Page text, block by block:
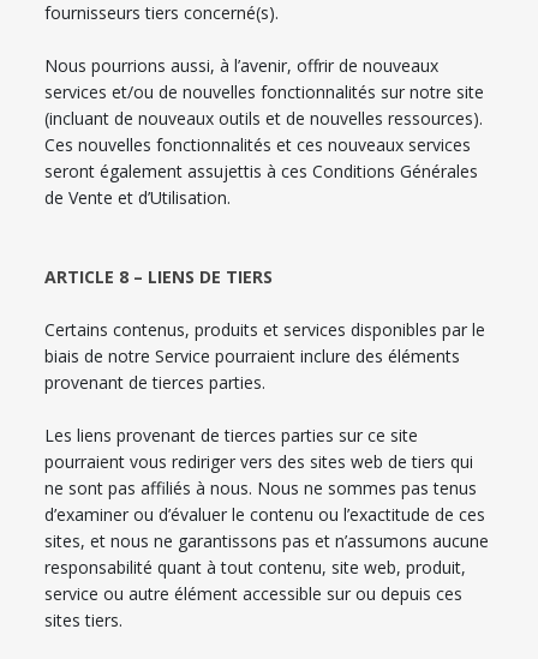
fournisseurs tiers concerné(s).
Nous pourrions aussi, à l’avenir, offrir de nouveaux
services et/ou de nouvelles fonctionnalités sur notre site
(incluant de nouveaux outils et de nouvelles ressources).
Ces nouvelles fonctionnalités et ces nouveaux services
seront également assujettis à ces Conditions Générales
de Vente et d’Utilisation.
ARTICLE 8 – LIENS DE TIERS
Certains contenus, produits et services disponibles par le
biais de notre Service pourraient inclure des éléments
provenant de tierces parties.
Les liens provenant de tierces parties sur ce site
pourraient vous rediriger vers des sites web de tiers qui
ne sont pas affiliés à nous. Nous ne sommes pas tenus
d’examiner ou d’évaluer le contenu ou l’exactitude de ces
sites, et nous ne garantissons pas et n’assumons aucune
responsabilité quant à tout contenu, site web, produit,
service ou autre élément accessible sur ou depuis ces
sites tiers.